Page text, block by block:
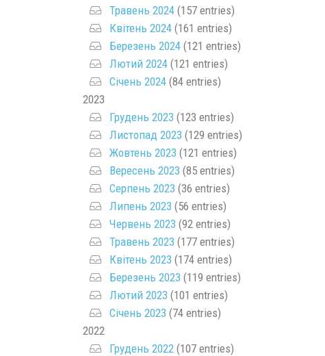
Травень 2024(157 entries)
Квітень 2024(161 entries)
Березень 2024(121 entries)
Лютий 2024(121 entries)
Січень 2024(84 entries)
2023
Грудень 2023 (123 entries)
Листопад 2023 (129 entries)
Жовтень 2023 (121 entries)
Вересень 2023 (85 entries)
Серпень 2023 (36 entries)
Липень 2023 (56 entries)
Червень 2023 (92 entries)
Травень 2023 (177 entries)
Квітень 2023 (174 entries)
Березень 2023 (119 entries)
Лютий 2023 (101 entries)
Січень 2023 (74 entries)
2022
Грудень 2022(107 entries)